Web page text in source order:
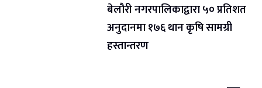
बेलौरी नगरपालिकाद्वारा ५० प्रतिशत
अनुदानमा १७६ थान कृषि सामग्री
हस्तान्तरण